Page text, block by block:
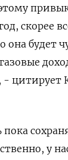
скорее
будет
цитирует
у